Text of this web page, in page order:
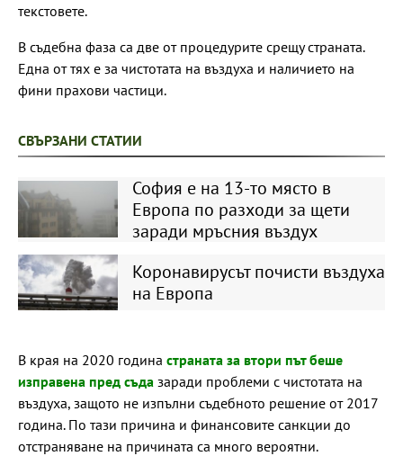
текстовете.
В съдебна фаза са две от процедурите срещу страната.
Една от тях е за чистотата на въздуха и наличието на
фини прахови частици.
СВЪРЗАНИ СТАТИИ
София е на 13-то място в
Европа по разходи за щети
заради мръсния въздух
Коронавирусът почисти въздуха
на Европа
В края на 2020 година страната за втори път беше
изправена пред съда заради проблеми с чистотата на
въздуха, защото не изпълни съдебното решение от 2017
година. По тази причина и финансовите санкции до
отстраняване на причината са много вероятни.